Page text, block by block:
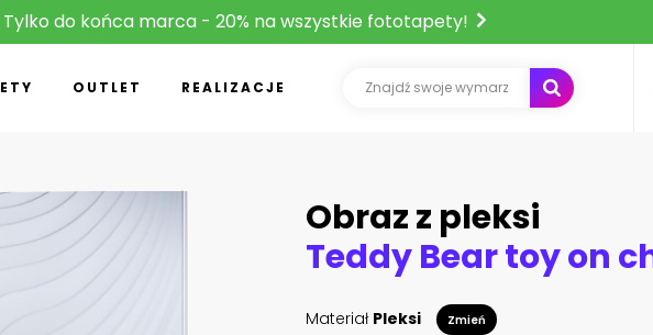
Tylko do końca marca - 20% na wszystkie fototapety!
OUTLET REALIZACJE
Obraz z pleksi
Materiał Pleksi Zmień